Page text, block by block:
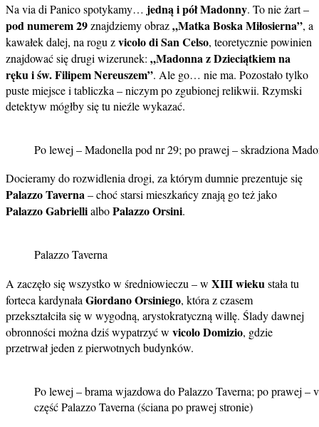
Na via di Panico spotykamy… jedną i pół Madonny. To nie żart –
pod numerem 29znajdziemy obraz„Matka Boska Miłosierna”, a
kawałek dalej, na rogu zvicolo di San Celso, teoretycznie powinien
znajdować się drugi wizerunek: „Madonna z Dzieciątkiem na
ręku i św. Filipem Nereuszem”. Ale go… nie ma. Pozostało tylko
puste miejsce i tabliczka – niczym po zgubionej relikwii. Rzymski
detektyw mógłby się tu nieźle wykazać.
Po lewej – Madonella pod nr 29; po prawej – skradziona
Docieramy do rozwidlenia drogi, za którym dumnie prezentuje się
Palazzo Taverna– choć starsi mieszkańcy znają go też jako
Palazzo GabriellialboPalazzo Orsini.
Palazzo Taverna
A zaczęło się wszystko w średniowieczu – w XIII wiekustała tu
forteca kardynałaGiordano Orsiniego, która z czasem
przekształciła się w wygodną, arystokratyczną willę. Ślady dawnej
obronności można dziś wypatrzyć w vicolo Domizio, gdzie
przetrwał jeden z pierwotnych budynków.
Po lewej – brama wjazdowa do Palazzo Taverna; po prawej –
część Palazzo Taverna (ściana po prawej stronie)